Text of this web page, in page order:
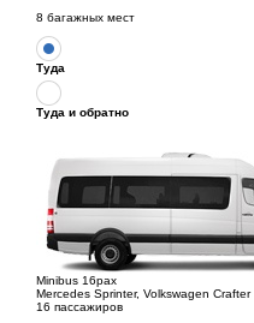
8 багажных мест
Туда
Туда и обратно
Minibus 16pax
Mercedes Sprinter, Volkswagen Crafter
16 пассажиров